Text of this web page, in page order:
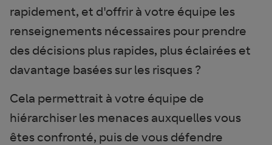
rapidement, et d'offrir à votre équipe les
renseignements nécessaires pour prendre
des décisions plus rapides, plus éclairées et
davantage basées sur les risques ?
Cela permettrait à votre équipe de
hiérarchiser les menaces auxquelles vous
êtes confronté, puis de vous défendre